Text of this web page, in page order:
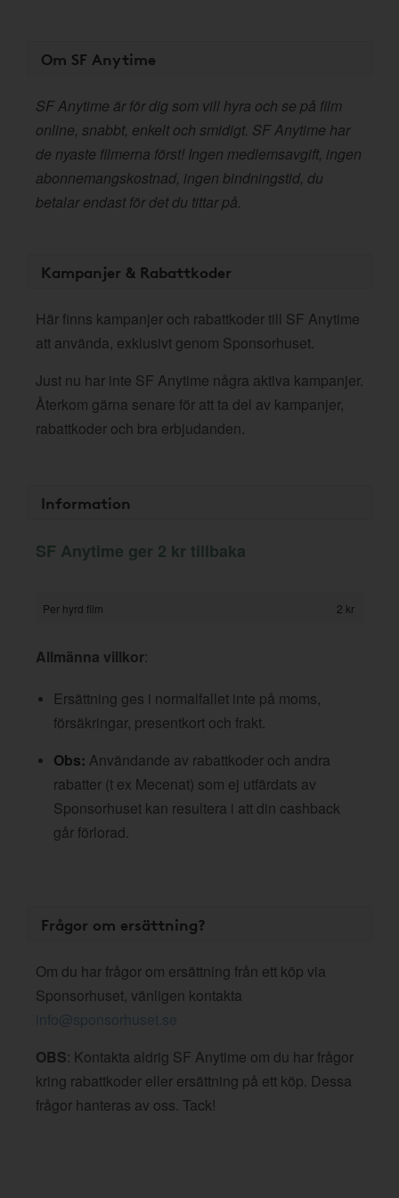
Om SF Anytime
SF Anytime är för dig som vill hyra och se på film
online, snabbt, enkelt och smidigt. SF Anytime har
de nyaste filmerna först! Ingen medlemsavgift, ingen
abonnemangskostnad, ingen bindningstid, du
betalar endast för det du tittar på.
Kampanjer & Rabattkoder
Här finns kampanjer och rabattkoder till SF Anytime
att använda, exklusivt genom Sponsorhuset.
Just nu har inte SF Anytime några aktiva kampanjer.
Återkom gärna senare för att ta del av kampanjer,
rabattkoder och bra erbjudanden.
Information
SF Anytime ger 2 kr tillbaka
Per hyrd film 2 kr
Allmänna villkor:
Ersättning ges i normalfallet inte på moms,
försäkringar, presentkort och frakt.
Obs: Användande av rabattkoder och andra
rabatter (t ex Mecenat) som ej utfärdats av
Sponsorhuset kan resultera i att din cashback
går förlorad.
Frågor om ersättning?
Om du har frågor om ersättning från ett köp via
Sponsorhuset, vänligen kontakta
info@sponsorhuset.se
OBS: Kontakta aldrig SF Anytime om du har frågor
kring rabattkoder eller ersättning på ett köp. Dessa
frågor hanteras av oss. Tack!